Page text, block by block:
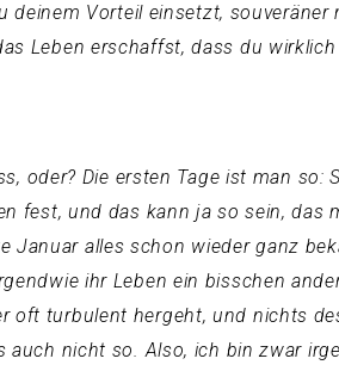
Vorteil einsetzt,
Leben erschaffst, dass du
Die ersten Tage ist man so:
fest, und das kann ja so sein,
alles schon wieder ganz
ihr Leben ein bisschen
oft turbulent hergeht, und nichts
nicht so. Also, ich bin zwar